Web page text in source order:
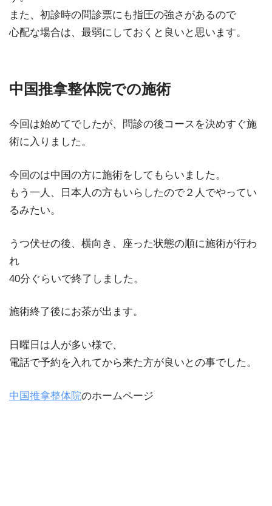
また、初診時の問診票にも指圧の強さがあるので
心配な場合は、最弱にしておくと良いと思います。
中国推拿整体院での施術
今回は始めてでしたが、問診の後コースを決めすぐ施
術に入りました。
今回のは中国の方に施術をしてもらいました。
もう一人、日本人の方もいらしたので２人でやってい
るみたい。
うつ伏せの後、横向き、座った状態の順に施術が行わ
れ
40分ぐらいで終了しました。
施術終了後にお茶が出ます。
日曜日は人が多い様で、
電話で予約を入れてから来た方が良いとの事でした。
中国推拿整体院のホームページ